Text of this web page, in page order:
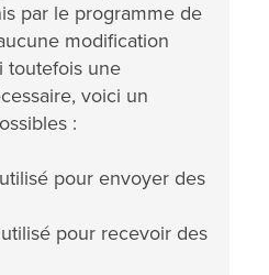
par le programme de
modification
toutefois une
voici un
:
pour envoyer des
pour recevoir des